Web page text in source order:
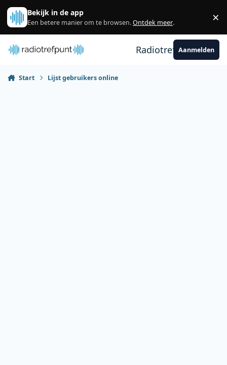
Spring naar bijdragen
Bekijk in de app
Een betere manier om te browsen.Ontdek meer. ×
RadiotrefpuntAanmelden
Start Lijst gebruikers online